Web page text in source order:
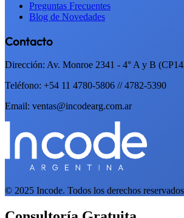
Preguntas Frecuentes
Blog de Novedades
Contacto
Dirección: Av. Monroe 2341 - 4° A y B
Teléfono: +54 11 4780-5806 // 4782-5390
Email: ventas@incodearg.com.ar
© 2025 Incode. Todos los derechos